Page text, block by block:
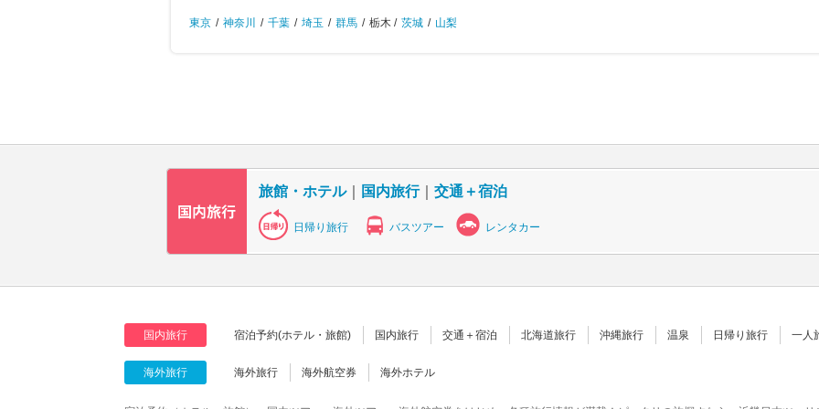
東京 / 神奈川 / 千葉 / 埼玉 / 群馬 / 栃木 / 茨城 / 山梨
旅館・ホテル｜ 国内旅行｜ 交通＋宿泊
日帰り旅行 バスツアー レンタカー
国内旅行 宿泊予約(ホテル・旅館) 国内旅行 交通＋宿泊 北海道旅行 沖縄旅行 温泉 日帰り旅行 一人
海外旅行 海外旅行 海外航空券 海外ホテル